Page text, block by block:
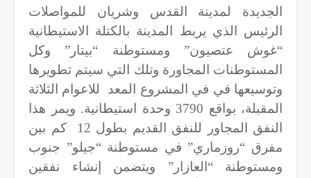
الجديدة لمدينة القدس وشريان للمواصلات
الرئيس الذي يربط المدينة بالكتلة الاستيطانية
“غوش عتصيون” ومستوطنة “بيتار” وكل
المستوطنات المجاورة وتلك التي سيتم تطويرها
وتوسيعها في في المشروع المعد
للاعوام الثلاثة
المقبلة، بواقع 3790 وحدة استيطانية. ويمر هذا
النفق المجاور للنفق القديم بطول 12
كم بين
مفرق “روزماري” في مستوطنة “جيلو” جنوب
ومستوطنة “العازار” ويتضمن إنشاء نفقين